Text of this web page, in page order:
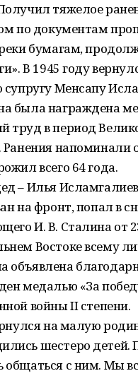
тяжелое
по документам
бумагам,
В 1945 году
супругу Менсапу
была награждена
труд в период
Ранения напоминали
всего 64 года.
– Илья
на фронт, попал в
И. В. Сталина от
Востоке всему
медалью «За
войны II степени.
на малую
шестеро детей.
общаться с ним. Мы